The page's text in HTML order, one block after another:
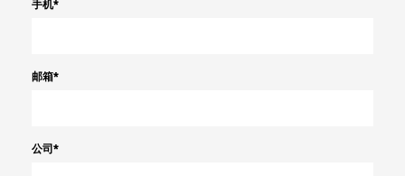
手机*
邮箱*
公司 *